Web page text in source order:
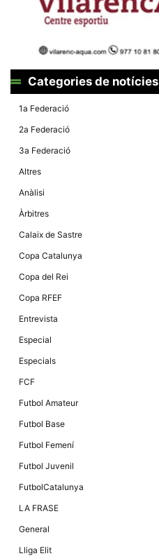
Categories de notícies
1a Federació
2a Federació
3a Federació
Altres
Anàlisi
Àrbitres
Calaix de Sastre
Copa Catalunya
Copa del Rei
Copa RFEF
Entrevista
Especial
Especials
FCF
Futbol Amateur
Futbol Base
Futbol Femení
Futbol Juvenil
FutbolCatalunya
LA FRASE
General
Lliga Elit